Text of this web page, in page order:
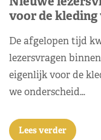
voor de kleding
De afgelopen tijd
lezersvragen
eigenlijk voor de
we onderscheid…
Lees verder